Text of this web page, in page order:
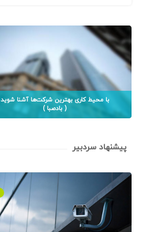
با محیط کاری بهترین شرکت‌ها آشنا شوید
( بادصبا )
پیشنهاد سردبیر